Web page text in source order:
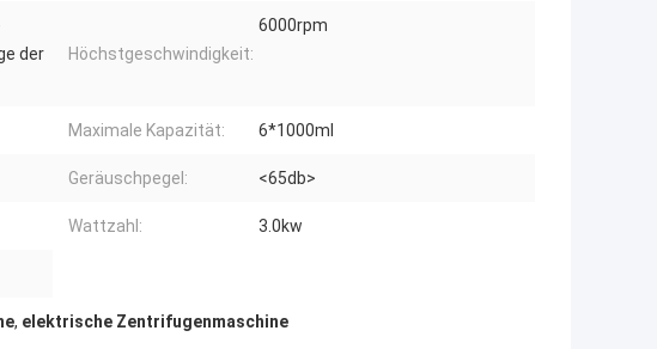
der
Höchstgeschwindigkeit:
6000rpm
Maximale Kapazität: 6*1000ml
Geräuschpegel: <65db>
Wattzahl: 3.0kw
, elektrische Zentrifugenmaschine